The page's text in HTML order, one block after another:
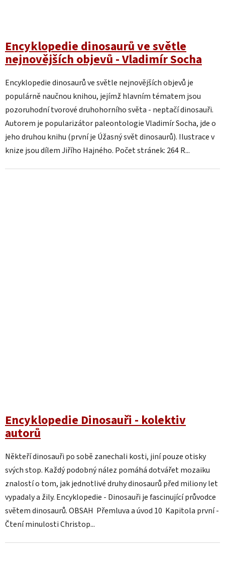
Encyklopedie dinosaurů ve světle
nejnovějších objevů - Vladimír Socha
Encyklopedie dinosaurů ve světle nejnovějších objevů je
populárně naučnou knihou, jejímž hlavním tématem jsou
pozoruhodní tvorové druhohorního světa - neptačí dinosauři.
Autorem je popularizátor paleontologie Vladimír Socha, jde o
jeho druhou knihu (první je Úžasný svět dinosaurů). Ilustrace v
knize jsou dílem Jiřího Hajného. Počet stránek: 264 R...
Encyklopedie Dinosauři - kolektiv
autorů
Někteří dinosauři po sobě zanechali kosti, jiní pouze otisky
svých stop. Každý podobný nález pomáhá dotvářet mozaiku
znalostí o tom, jak jednotlivé druhy dinosaurů před miliony let
vypadaly a žily. Encyklopedie - Dinosauři je fascinující průvodce
světem dinosaurů. OBSAH Přemluva a úvod 10 Kapitola první -
Čtení minulosti Christop...